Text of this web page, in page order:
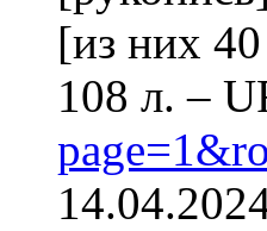
[из них
108 л. –